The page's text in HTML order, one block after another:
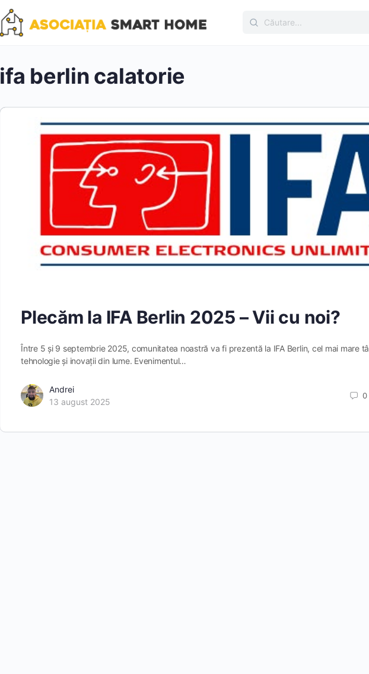
Căutare
ifa berlin calatorie
Plecăm la IFA Berlin 2025 – Vii cu noi?
Între 5 și 9 septembrie 2025, comunitatea noastră va fi prezentă la IFA Berlin, cel mai mare
tehnologie și inovații din lume. Evenimentul…
Andrei
13 august 2025
0